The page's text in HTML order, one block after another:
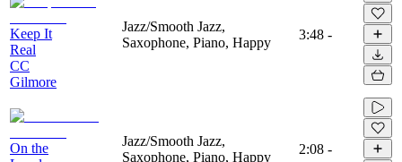
Keep It
Real
CC
Gilmore
Jazz/Smooth Jazz,
Saxophone, Piano, Happy
3:48 -
On the
Jazz/Smooth Jazz,
Saxophone, Piano, Happy
2:08 -